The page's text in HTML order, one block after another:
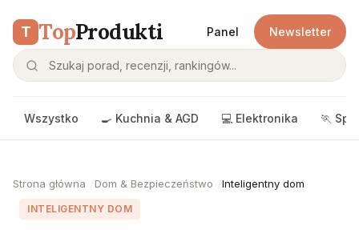
T TopProdukti Panel Newsletter
Wszystko 🍳 Kuchnia & AGD 💻 Elektronika 🏃
Strona główna Dom & Bezpieczeństwo Inteligentny dom
INTELIGENTNY DOM